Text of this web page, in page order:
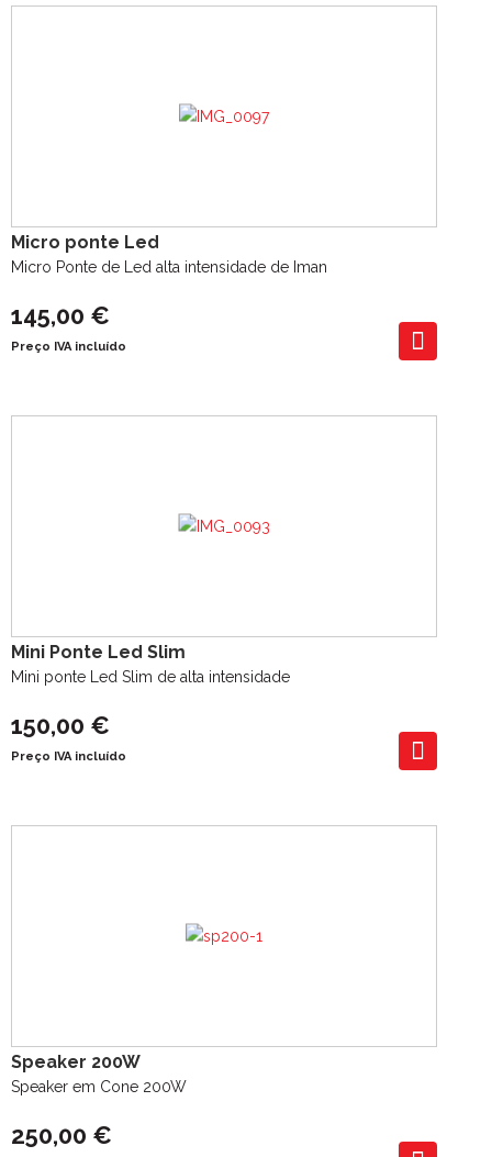
Micro ponte Led
Micro Ponte de Led alta intensidade de Iman
145,00 €
Preço IVA incluído
Mini Ponte Led Slim
Mini ponte Led Slim de alta intensidade
150,00 €
Preço IVA incluído
Speaker 200W
Speaker em Cone 200W
250,00 €